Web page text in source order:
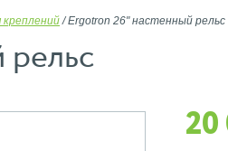
креплений /Ergotron 26" настенный рельс
рельс
20